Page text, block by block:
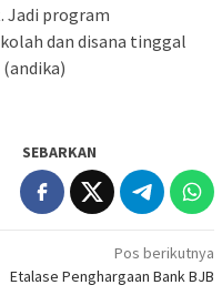
Jadi program
dan disana tinggal
(andika)
SEBARKAN
Pos berikutnya
Etalase Penghargaan Bank BJB